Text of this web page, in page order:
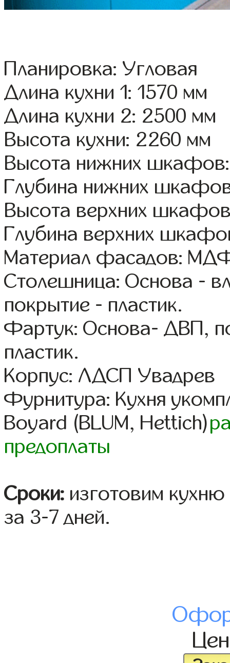
Планировка: Угловая
Длина кухни 1: 1570 мм
Длина кухни 2: 2500 мм
Высота кухни: 2260 мм
Высота нижних
Глубина нижних
Высота верхних
Глубина верхних
Материал фасадов:
Столешница: Основа -
покрытие - пластик.
Фартук: Основа- ДВП,
пластик.
Корпус: ЛДСП Увадрев
Фурнитура: Кухня
Boyard (BLUM, Hettich)
предоплаты
Сроки: изготовим
за 3-7 дней.